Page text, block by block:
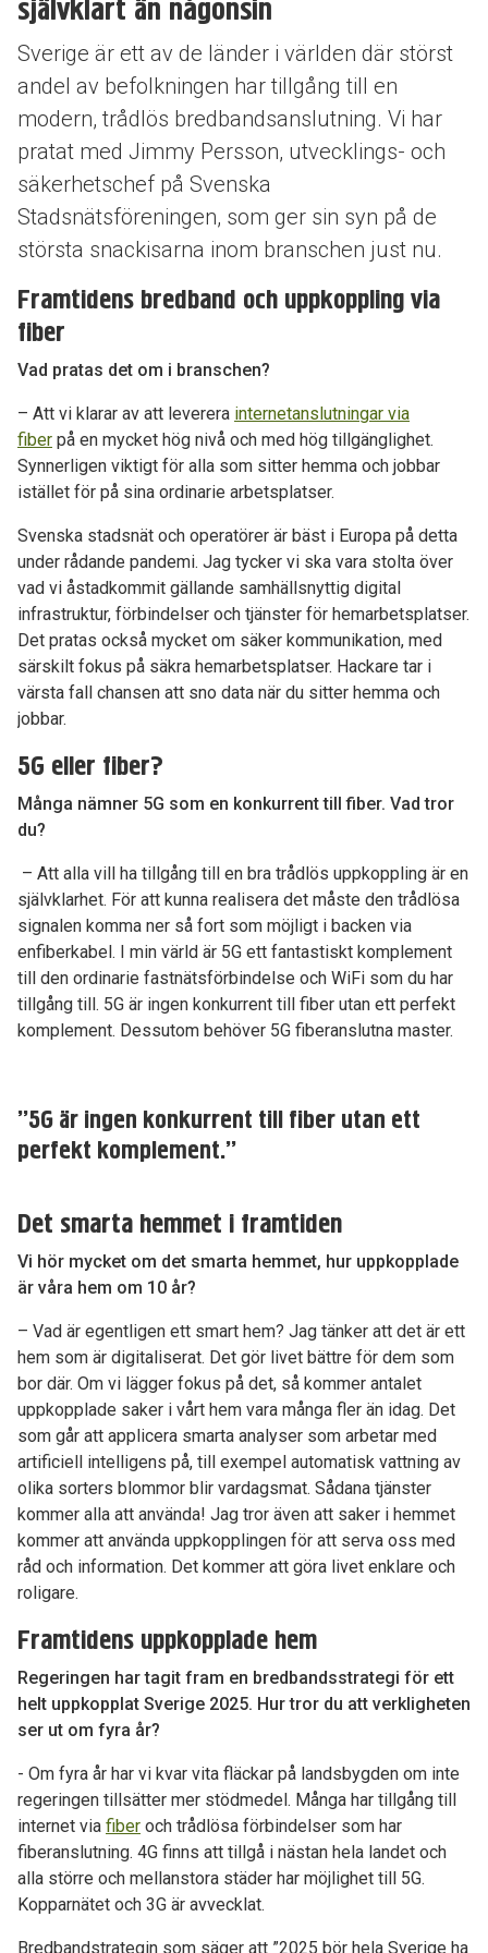
självklart än någonsin
Sverige är ett av de länder i världen där störst
andel av befolkningen har tillgång till en
modern, trådlös bredbandsanslutning. Vi har
pratat med Jimmy Persson, utvecklings- och
säkerhetschef på Svenska
Stadsnätsföreningen, som ger sin syn på de
största snackisarna inom branschen just nu.
Framtidens bredband och uppkoppling via
fiber
Vad pratas det om i branschen?
– Att vi klarar av att leverera internetanslutningar via
fiber på en mycket hög nivå och med hög tillgänglighet.
Synnerligen viktigt för alla som sitter hemma och jobbar
istället för på sina ordinarie arbetsplatser.
Svenska stadsnät och operatörer är bäst i Europa på detta
under rådande pandemi. Jag tycker vi ska vara stolta över
vad vi åstadkommit gällande samhällsnyttig digital
infrastruktur, förbindelser och tjänster för hemarbetsplatser.
Det pratas också mycket om säker kommunikation, med
särskilt fokus på säkra hemarbetsplatser. Hackare tar i
värsta fall chansen att sno data när du sitter hemma och
jobbar.
5G eller fiber?
Många nämner 5G som en konkurrent till fiber. Vad tror
du?
– Att alla vill ha tillgång till en bra trådlös uppkoppling är en
självklarhet. För att kunna realisera det måste den trådlösa
signalen komma ner så fort som möjligt i backen via
enfiberkabel. I min värld är 5G ett fantastiskt komplement
till den ordinarie fastnätsförbindelse och WiFi som du har
tillgång till. 5G är ingen konkurrent till fiber utan ett perfekt
komplement. Dessutom behöver 5G fiberanslutna master.
”5G är ingen konkurrent till fiber utan ett
perfekt komplement.”
Det smarta hemmet i framtiden
Vi hör mycket om det smarta hemmet, hur uppkopplade
är våra hem om 10 år?
– Vad är egentligen ett smart hem? Jag tänker att det är ett
hem som är digitaliserat. Det gör livet bättre för dem som
bor där. Om vi lägger fokus på det, så kommer antalet
uppkopplade saker i vårt hem vara många fler än idag. Det
som går att applicera smarta analyser som arbetar med
artificiell intelligens på, till exempel automatisk vattning av
olika sorters blommor blir vardagsmat. Sådana tjänster
kommer alla att använda! Jag tror även att saker i hemmet
kommer att använda uppkopplingen för att serva oss med
råd och information. Det kommer att göra livet enklare och
roligare.
Framtidens uppkopplade hem
Regeringen har tagit fram en bredbandsstrategi för ett
helt uppkopplat Sverige 2025. Hur tror du att verkligheten
ser ut om fyra år?
- Om fyra år har vi kvar vita fläckar på landsbygden om inte
regeringen tillsätter mer stödmedel. Många har tillgång till
internet via fiber och trådlösa förbindelser som har
fiberanslutning. 4G finns att tillgå i nästan hela landet och
alla större och mellanstora städer har möjlighet till 5G.
Kopparnätet och 3G är avvecklat.
Bredbandstrategin som säger att ”2025 bör hela Sverige ha